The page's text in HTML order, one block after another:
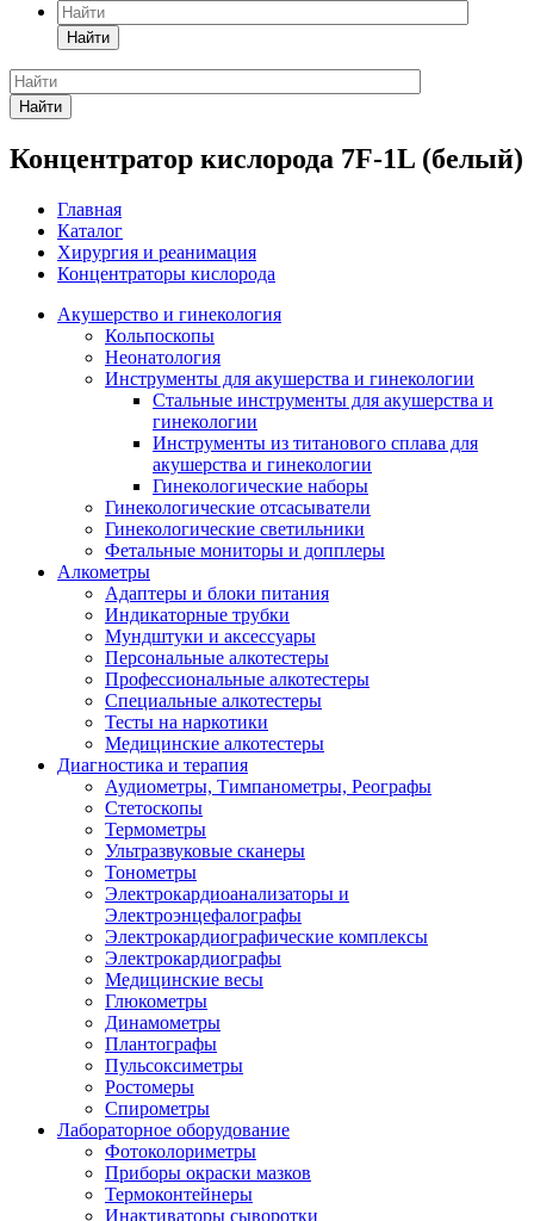
Найти
Найти
Концентратор кислорода 7F-1L (белый)
Главная
Каталог
Хирургия и реанимация
Концентраторы кислорода
Акушерство и гинекология
Кольпоскопы
Неонатология
Инструменты для акушерства и гинекологии
Стальные инструменты для акушерства и
гинекологии
Инструменты из титанового сплава для
акушерства и гинекологии
Гинекологические наборы
Гинекологические отсасыватели
Гинекологические светильники
Фетальные мониторы и допплеры
Алкометры
Адаптеры и блоки питания
Индикаторные трубки
Мундштуки и аксессуары
Персональные алкотестеры
Профессиональные алкотестеры
Специальные алкотестеры
Тесты на наркотики
Медицинские алкотестеры
Диагностика и терапия
Аудиометры, Тимпанометры, Реографы
Стетоскопы
Термометры
Ультразвуковые сканеры
Тонометры
Электрокардиоанализаторы и
Электроэнцефалографы
Электрокардиографические комплексы
Электрокардиографы
Медицинские весы
Глюкометры
Динамометры
Плантографы
Пульсоксиметры
Ростомеры
Спирометры
Лабораторное оборудование
Фотоколориметры
Приборы окраски мазков
Термоконтейнеры
Инактиваторы сыворотки